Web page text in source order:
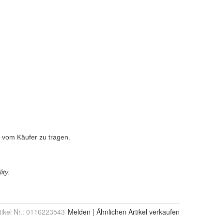
Nr.: 0116223543 Melden | Ähnlichen Artikel verkaufen